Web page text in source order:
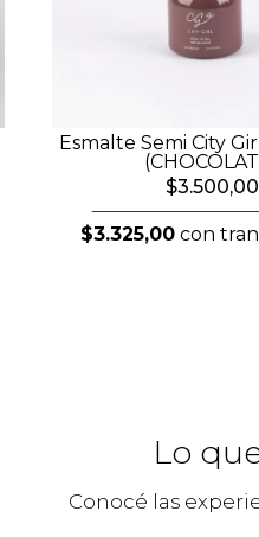
Esmalte Semi City
$3.500,00
$3.325,00con
Lo
Conocé las